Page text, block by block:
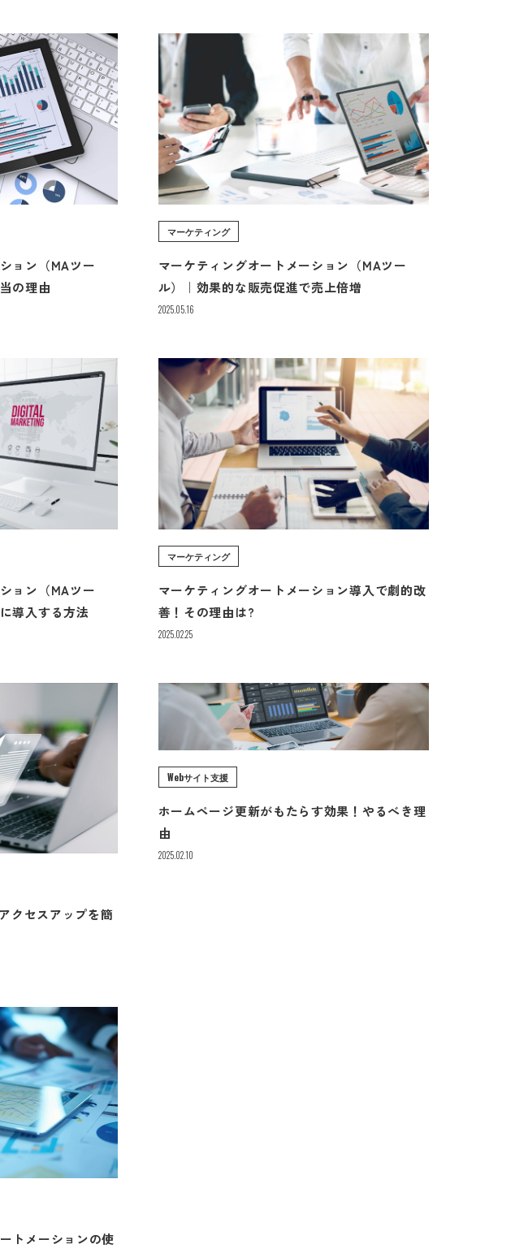
ョン（MAツー
の理由
マーケティング
マーケティングオートメーション（MAツー
ル）｜効果的な販売促進で売上倍増
2025.05.16
ョン（MAツー
導入する方法
マーケティング
マーケティングオートメーション導入で劇的改
善！その理由は?
2025.02.25
クセスアップを簡
Webサイト支援
ホームページ更新がもたらす効果！やるべき理
由
2025.02.10
トメーションの使